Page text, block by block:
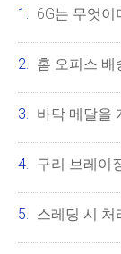
6G는 무엇이
홈 오피스 배
바닥 메달을
구리 브레이
스레딩 시 처